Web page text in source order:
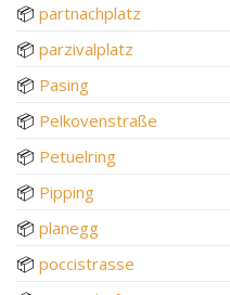
📦 partnachplatz
📦 parzivalplatz
📦 Pasing
📦 Pelkovenstraße
📦 Petuelring
📦 Pipping
📦 planegg
📦 poccistrasse